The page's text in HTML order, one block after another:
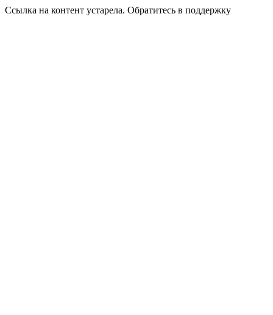
Ссылка на контент устарела. Обратитесь в поддержку